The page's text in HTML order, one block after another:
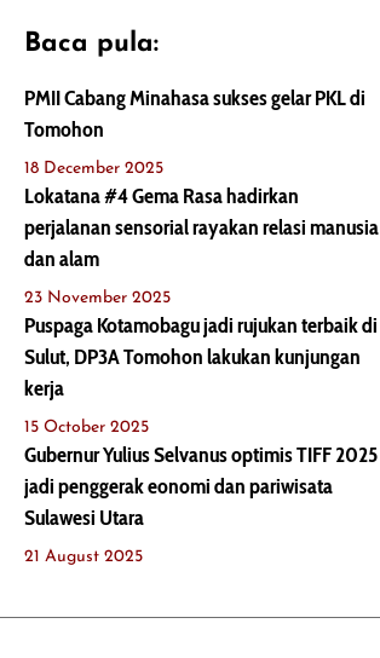
Baca pula:
PMII Cabang Minahasa sukses gelar PKL di
Tomohon
18 December 2025
Lokatana #4 Gema Rasa hadirkan
perjalanan sensorial rayakan relasi manusia
dan alam
23 November 2025
Puspaga Kotamobagu jadi rujukan terbaik di
Sulut, DP3A Tomohon lakukan kunjungan
kerja
15 October 2025
Gubernur Yulius Selvanus optimis TIFF 2025
jadi penggerak eonomi dan pariwisata
Sulawesi Utara
21 August 2025